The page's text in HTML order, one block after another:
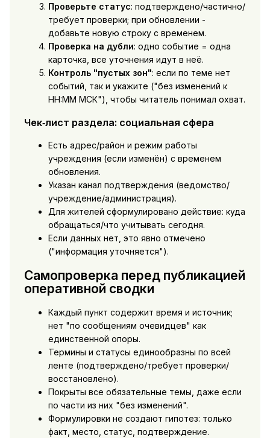
Проверьте статус: подтверждено/частично/
требует проверки; при обновлении -
добавьте новую строку с временем.
Проверка на дубли: одно событие = одна
карточка, все уточнения идут в неё.
Контроль "пустых зон": если по теме нет
событий, так и укажите ("без изменений к
HH:MM МСК"), чтобы читатель понимал охват.
Чек‑лист раздела: социальная сфера
Есть адрес/район и режим работы
учреждения (если изменён) с временем
обновления.
Указан канал подтверждения (ведомство/
учреждение/администрация).
Для жителей сформулировано действие: куда
обращаться/что учитывать сегодня.
Если данных нет, это явно отмечено
("информация уточняется").
Самопроверка перед публикацией
оперативной сводки
Каждый пункт содержит время и источник;
нет "по сообщениям очевидцев" как
единственной опоры.
Термины и статусы единообразны по всей
ленте (подтверждено/требует проверки/
восстановлено).
Покрыты все обязательные темы, даже если
по части из них "без изменений".
Формулировки не создают гипотез: только
факт, место, статус, подтверждение.